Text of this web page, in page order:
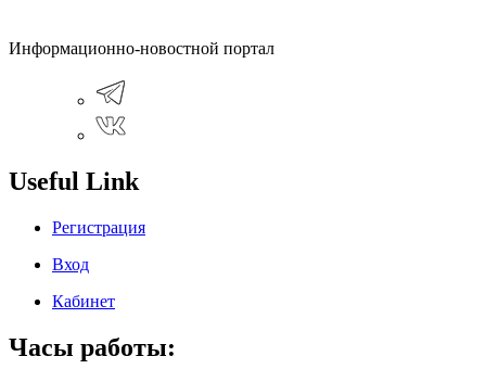
Информационно-новостной портал
Useful Link
Регистрация
Вход
Кабинет
Часы работы: